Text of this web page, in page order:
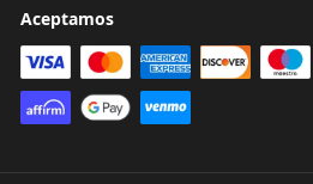
Aceptamos